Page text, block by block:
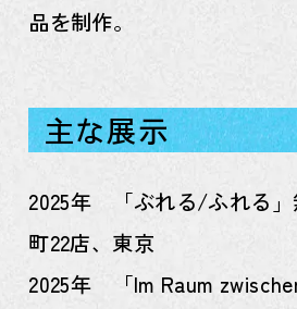
品を制作。
主な展示
2025年 「ぶれる/ふれる」
町22店、東京
2025年 「Im Raum